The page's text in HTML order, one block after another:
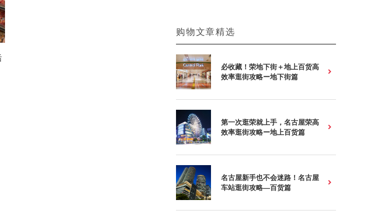
购物文章精选
必收藏！荣地下街＋地上百货高
效率逛街攻略ー地下街篇
第一次逛荣就上手，名古屋荣高
效率逛街攻略ー地上百货篇
名古屋新手也不会迷路！名古屋
车站逛街攻略—百货篇